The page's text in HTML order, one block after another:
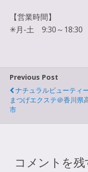
【営業時間】
✳︎月-土 9:30～18:30
Previous Post
ナチュラルビューティ
まつげエクステ＠香川県
市
コメントを残